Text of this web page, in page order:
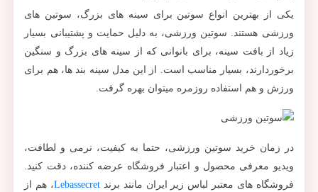
یکی از بهترین انواع سوتین برای سینه های بزرگ، سوتین های
ورزشی هستند. سوتین ورزشی، به دلیل حمایت و پشتیبانی بسیار
زیاد از بافت سینه، برای بانوانی که از سینه های بزرگ و سنگین
برخوردارند، بسیار مناسب است. از این مدل سینه بند ها، هم برای
ورزش و هم استفاده روزمره میتوان بهره گرفت.
در زمان خرید سوتین ورزشی، حتما به کیفیت، نرمی و لطافت،
ویدیو معرفی محصول و اعتبار فروشگاه عرضه کننده، دقت کنید.
فروشگاه های معتبر لباس زیر ایران مانند برند Lebassecret، هم از